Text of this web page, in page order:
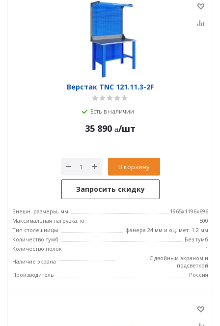
Верстак TNC 121.11.3-2F
Есть в наличии
35 890 /шт
В корзину
Запросить скидку
Внешн. размеры, мм
1965x1196x696
Максимальная нагрузка, кг
500
Тип столешницы
фанера 24 мм и оц. мет. 1.2 мм
Количество тумб
Без тумб
Количество полок
1
Наличие экрана
С двойным экраном и
подсветкой
Производитель
Россия